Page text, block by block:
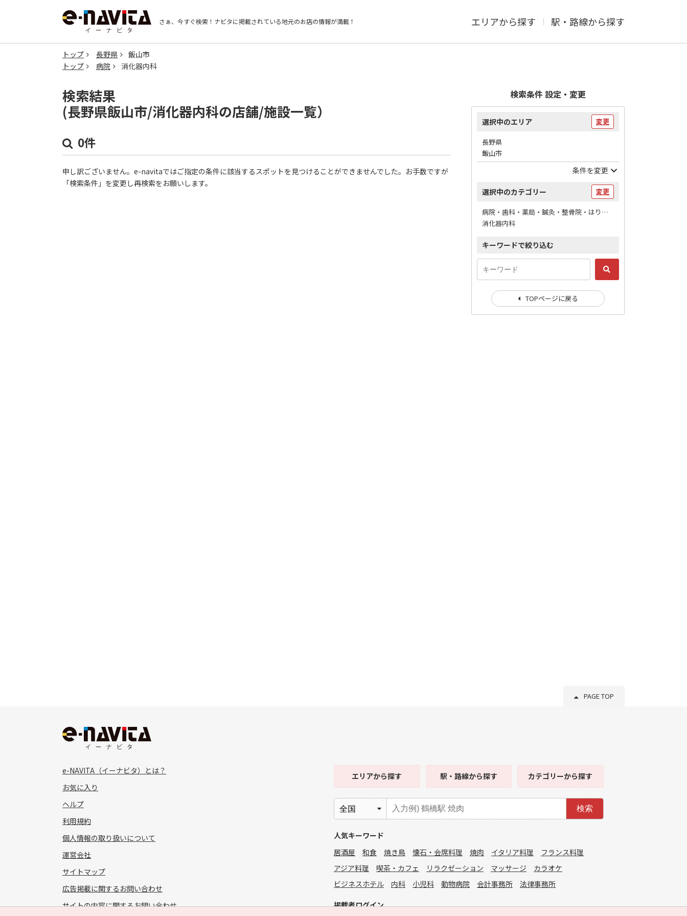
さぁ、今すぐ検索！ ナビタに掲載されている地元のお店の情報が満載！ エリアから探す 駅・路線から探す
トップ 長野県
飯山市
トップ
病院 消化器内科
検索結果
(長野県飯山市/消化器内科の店舗/施設一覧）
0件
申し訳ございません。e-navitaではご指定の条件に該当するスポットを見つけることができませんでした。お手数ですが
「検索条件」を変更し再検索をお願いします。
検索条件 設定・変更
選択中のエリア 変更
長野県
飯山市
条件を変更
選択中のカテゴリー 変更
病院・歯科・薬局・鍼灸・整骨院・はりマッサージ / 病院
消化器内科
キーワードで絞り込む
TOPページに戻る
PAGE TOP
e-NAVITA（イーナビタ）とは？
お気に入り
ヘルプ
利用規約
個人情報の取り扱いについて
運営会社
サイトマップ
広告掲載に関するお問い合わせ
サイトの内容に関するお問い合わせ
エリアから探す 駅・路線から探す カテゴリーから探す
検索
人気キーワード
居酒屋
和食 焼き鳥 懐石・会席料理 焼肉 イタリア料理
フランス料理
アジア料理
喫茶・カフェ リラクゼーション マッサージ
カラオケ
ビジネスホテル
内科 小児科 動物病院 会計事務所 法律事務所
掲載者ログイン